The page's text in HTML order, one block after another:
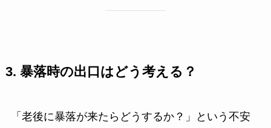
3. 暴落時の出口はどう考える？
「老後に暴落が来たらどうするか？」という不安